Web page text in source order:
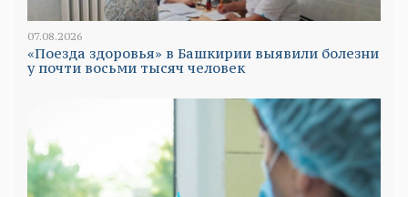
07.08.2026
«Поезда здоровья» в Башкирии выявили болезни
у почти восьми тысяч человек